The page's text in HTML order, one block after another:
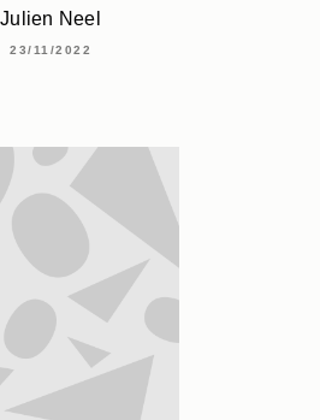
Julien Neel
23/11/2022